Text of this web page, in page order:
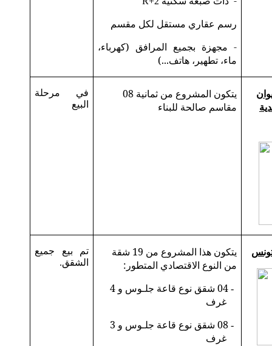
رسم عقاري مستقل لكل مقسم
- مجهزة بجميع المرافق (كهرباء،
ماء، تطهير، هاتف...)
يتكون المشروع من ثمانية 08
مقاسم صالحة للبناء
في مرحلة
البيع
يتكون هذا المشروع من 19 شقة
من النوع الاقتصادي المتطور:
-
04 شقق نوع قاعة جلـوس و 4
غرف
-
08 شقق نوع قاعة جلـوس و 3
غرف
تم بيع جميع
الشقق.